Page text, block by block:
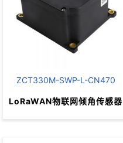
ZCT330M-SWP-L-CN470
LoRaWAN物联网倾角传感器
可靠
安全控制，监控，报警